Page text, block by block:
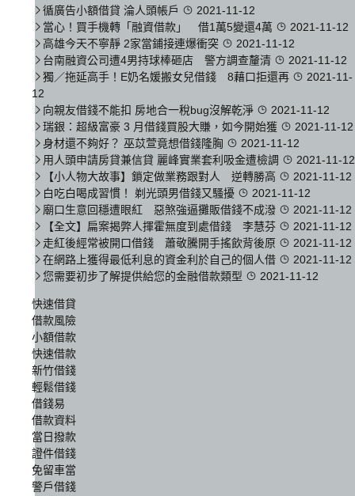
循廣告小額借貸 淪人頭帳戶
2021-11-12
當心！買手機轉「融資借款」 借1萬5變還4萬
2021-11-12
高雄今天不寧靜 2家當鋪接連爆衝突
2021-11-12
台南融資公司遭4男持球棒砸店 警方調查釐清
2021-11-12
獨／拖延高手！E奶名媛搬女兒借錢 8藉口拒還再
2021-11-
12
向親友借錢不能扣 房地合一稅bug沒解乾淨
2021-11-12
瑞銀：超級富豪 3 月借錢買股大賺，如今開始獲
2021-11-12
身材還不夠好？ 巫苡萱竟想借錢隆胸
2021-11-12
用人頭申請房貸兼信貸 麗峰實業套利吸金遭檢調
2021-11-12
【小人物大故事】鎖定做業務跟對人 逆轉勝高
2021-11-12
白吃白喝成習慣！ 剃光頭男借錢又騷擾
2021-11-12
廟口生意回穩遭眼紅 惡煞強逼攤販借錢不成潑
2021-11-12
【全文】扁案揭弊人揮霍無度到處借錢 李慧芬
2021-11-12
走紅後經常被開口借錢 蕭敬騰開手搖飲背後原
2021-11-12
在網路上獲得最低利息的資金利於自己的個人借
2021-11-12
您需要初步了解提供給您的金融借款類型
2021-11-12
快速借貸
借款風險
小額借款
快速借款
新竹借錢
輕鬆借錢
借錢易
借款資料
當日撥款
證件借錢
免留車當
警戶借錢